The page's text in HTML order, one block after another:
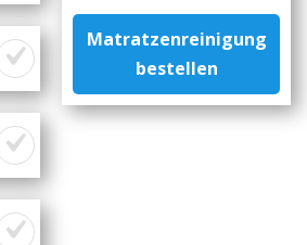
Matratzenreinigung
bestellen